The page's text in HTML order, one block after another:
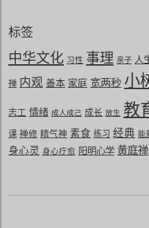
标签
中华文化 习性 事理 亲子 人
禅 内观 善本 家庭 宽两秒 小
志工 情绪 成人成己 成长 放生 教
课 禅修 精气神 素食 练习 经典 能
身心灵 身心疗愈 阳明心学 黄庭禅